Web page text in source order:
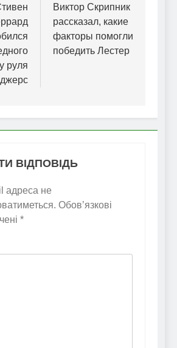
руля
Виктор Скрипник
рассказал, какие
факторы помогли
победить Лестер
ВІДПОВІДЬ
адреса не
Обов’язкові
*